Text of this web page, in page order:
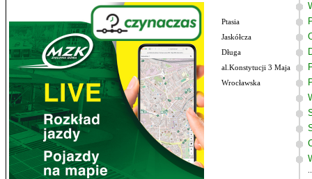
Ptasia
Jaskółcza
Długa
al.Konstytucji 3 Maja
Wrocławska